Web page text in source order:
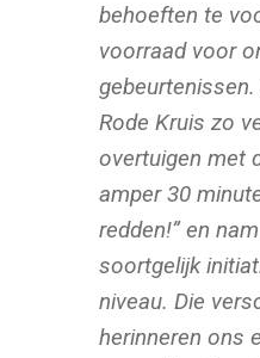
behoeften te
voorraad voor
Rode Kruis zo
overtuigen met
amper 30
redden!” en
soortgelijk
niveau. Die
herinneren ons